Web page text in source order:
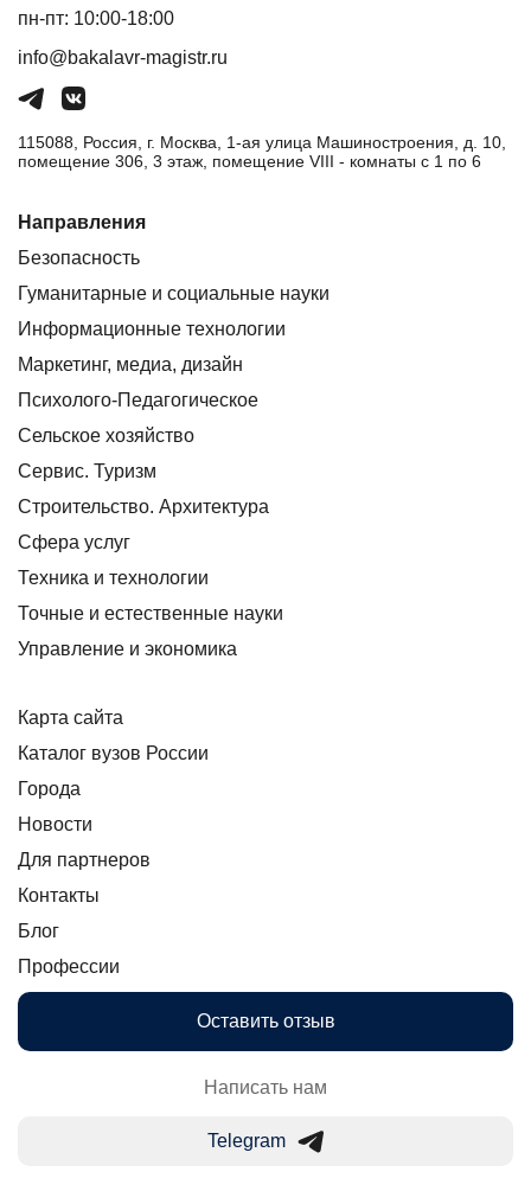
пн-пт: 10:00-18:00
info@bakalavr-magistr.ru
115088, Россия, г. Москва, 1-ая улица Машиностроения, д. 10,
помещение 306, 3 этаж, помещение VIII - комнаты с 1 по 6
Направления
Безопасность
Гуманитарные и социальные науки
Информационные технологии
Маркетинг, медиа, дизайн
Психолого-Педагогическое
Сельское хозяйство
Сервис. Туризм
Строительство. Архитектура
Сфера услуг
Техника и технологии
Точные и естественные науки
Управление и экономика
Карта сайта
Каталог вузов России
Города
Новости
Для партнеров
Контакты
Блог
Профессии
Оставить отзыв
Написать нам
Telegram